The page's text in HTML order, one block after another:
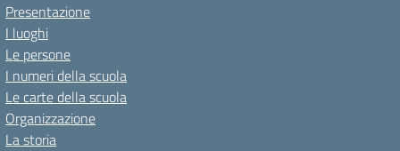
Presentazione
I luoghi
Le persone
I numeri della scuola
Le carte della scuola
Organizzazione
La storia